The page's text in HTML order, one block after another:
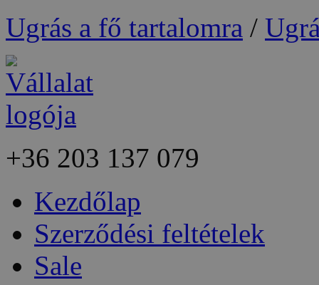
Ugrás a fő tartalomra /
+36 203 137 079
Kezdőlap
Szerződési feltételek
Sale